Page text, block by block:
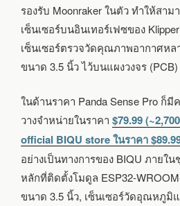
รองรับ Moonraker ในตัว ทำให้สา
เซ็นเซอร์บนอินเทอร์เฟซของ
เซ็นเซอร์ตรวจวัดคุณภาพอากาศห
ขนาด 3.5 นิ้ว ไว้บนแผงวงจร
ในด้านราคา Panda Sense Pro ก็
วางจำหน่ายในราคา $79.99
official BIQU store ในราคา
อย่างเป็นทางการของ BIQU ภายใ
หลักที่ติดตั้งโมดูล ESP32-
ขนาด 3.5 นิ้ว, เซ็นเซอร์วัดอุณหภูมิ